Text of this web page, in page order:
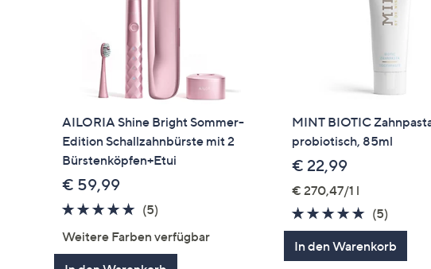
AILORIA Shine Bright Sommer-
Edition Schallzahnbürste mit 2
Bürstenköpfen+Etui
€ 59,99
4.8
(5)5
Weitere Farben verfügbar
MINT BIOTIC
probiotisch, 85ml
€ 22,99
€ 270,47/1 l
4.8
von
5
(5)
In den Warenkorb